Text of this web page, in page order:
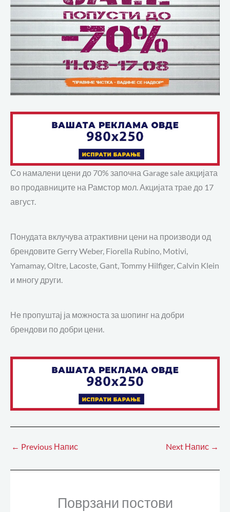
Со намалени цени до 70% започна Garage sale акцијата
во продавниците на Рамстор мол. Акцијата трае до 17
август.
Понудата вклучува атрактивни цени на производи од
брендовите Gerry Weber, Fiorella Rubino, Motivi,
Yamamay, Oltre, Lacoste, Gant, Tommy Hilfiger, Calvin Klein
и многу други.
Не пропуштај ја можноста за шопинг на добри
брендови по добри цени.
← Previous Напис Next Напис →
Поврзани постови